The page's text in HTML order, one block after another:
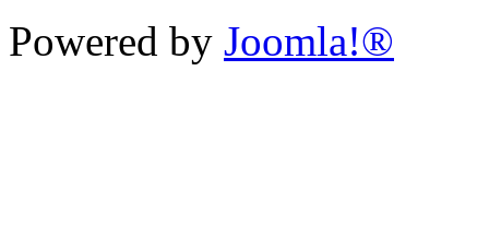
Powered by Joomla!®